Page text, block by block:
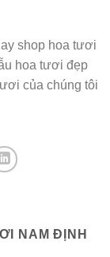
shop hoa tươi
hoa tươi đẹp
của chúng tôi
NAM ĐỊNH